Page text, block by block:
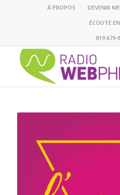
À PROPOS DEVENIR
ÉCOUTE
819 679-